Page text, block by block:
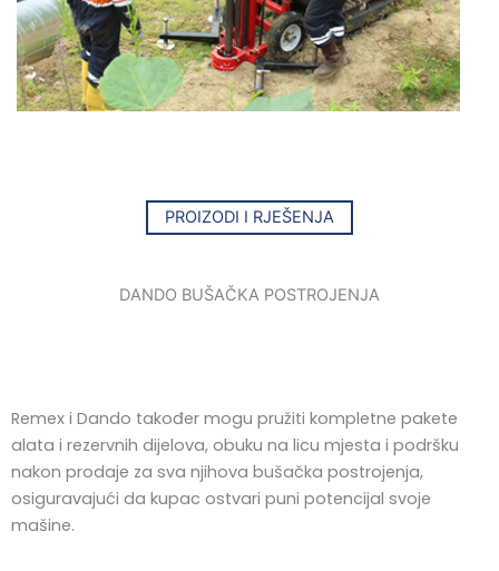
PROIZODI I RJEŠENJA
DANDO BUŠAČKA POSTROJENJA
Remex i Dando također mogu pružiti kompletne pakete
alata i rezervnih dijelova, obuku na licu mjesta i podršku
nakon prodaje za sva njihova bušačka postrojenja,
osiguravajući da kupac ostvari puni potencijal svoje
mašine.